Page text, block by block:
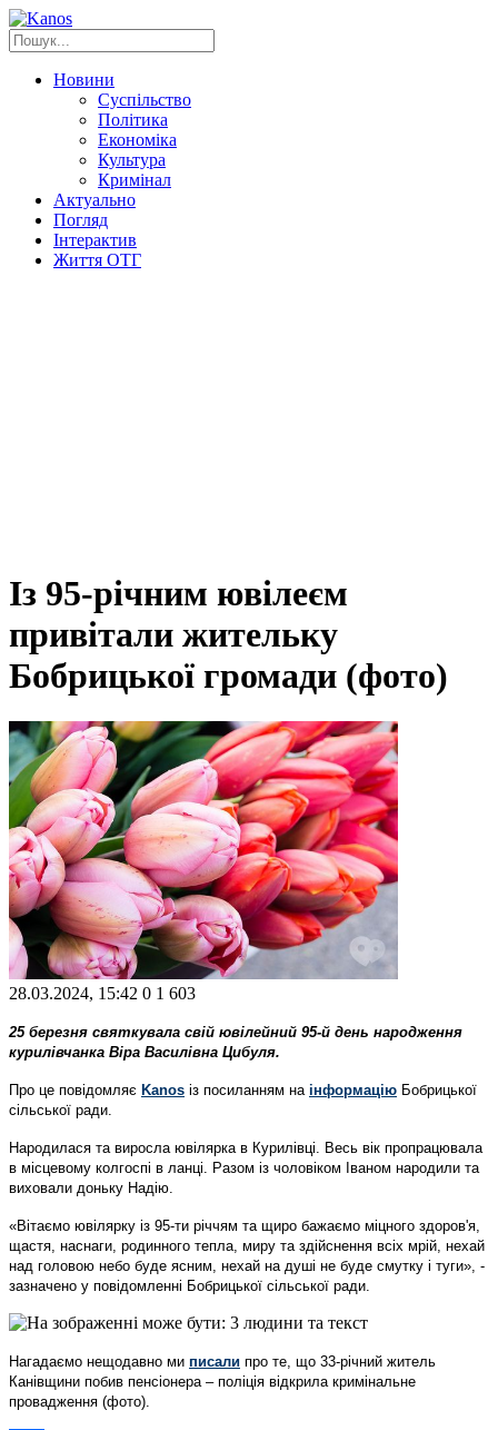
Новини
Суспільство
Політика
Економіка
Культура
Кримінал
Актуально
Погляд
Інтерактив
Життя ОТГ
Із 95-річним ювілеєм
привітали жительку
Бобрицької громади (фото)
28.03.2024, 15:42 0 1 603
25 березня святкувала свій ювілейний 95-й день народження
курилівчанка Віра Василівна Цибуля.
Про це повідомляє Kanos із посиланням на інформацію Бобрицької
сільської ради.
Народилася та виросла ювілярка в Курилівці. Весь вік пропрацювала
в місцевому колгоспі в ланці. Разом із чоловіком Іваном народили та
виховали доньку Надію.
«Вітаємо ювілярку із 95-ти річчям та щиро бажаємо міцного здоров'я,
щастя, наснаги, родинного тепла, миру та здійснення всіх мрій, нехай
над головою небо буде ясним, нехай на душі не буде смутку і туги», -
зазначено у повідомленні Бобрицької сільської ради.
Нагадаємо нещодавно ми писали про те, що 33-річний житель
Канівщини побив пенсіонера – поліція відкрила кримінальне
провадження (фото).